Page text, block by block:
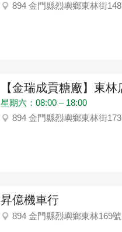
894 金門縣烈嶼鄉東林街
【金瑞成貢糖廠】東林
星期六：08:00 – 18:00
894 金門縣烈嶼鄉東林街
昇億機車行
894 金門縣烈嶼鄉東林169號